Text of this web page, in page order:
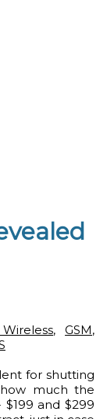
,GSM,
for shutting
much the
$199 and $299